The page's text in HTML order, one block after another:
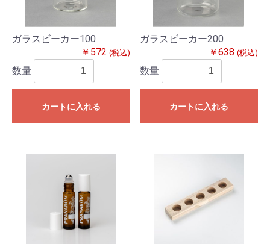
ガラスビーカー100
￥572 (税込)
数量
カートに入れる
ガラスビーカー200
￥638 (税込)
数量
カートに入れる